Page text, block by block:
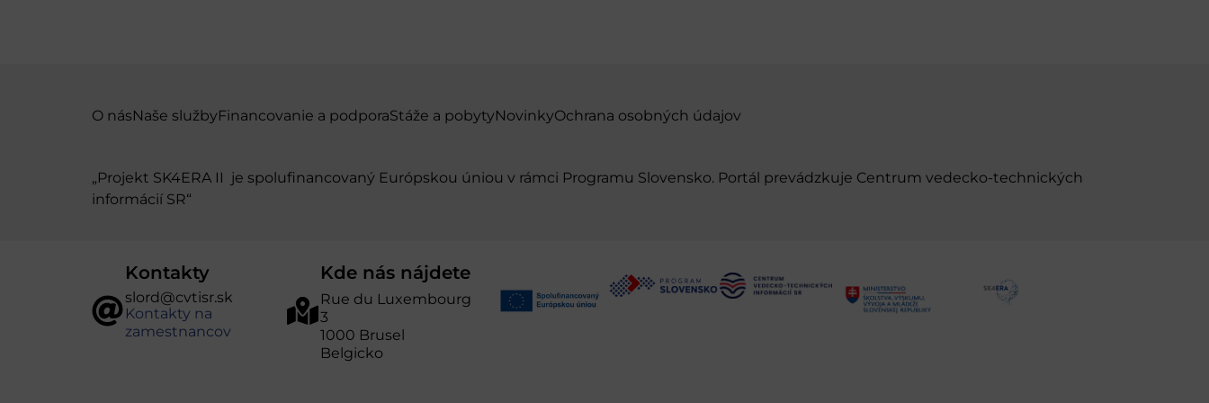
O násNaše službyFinancovanie a podporaStáže a pobytyNovinkyOchrana osobných údajov
„Projekt SK4ERA II je spolufinancovaný Európskou úniou v rámci Programu Slovensko. Portál prevádzkuje Centrum vedecko-technických
informácií SR“
Kontakty
slord@cvtisr.sk
Kontakty na
zamestnancov
Kde nás nájdete
Rue du Luxembourg
3
1000 Brusel
Belgicko